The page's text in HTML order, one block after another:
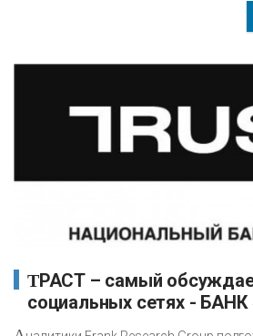
ТРАСТ – самый обсуждаемый банк в
социальных сетях -